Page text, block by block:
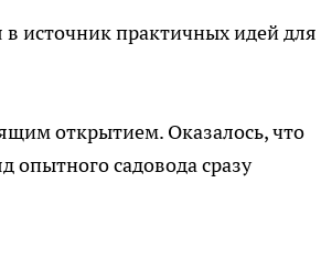
источник практичных идей для
открытием. Оказалось, что
опытного садовода сразу